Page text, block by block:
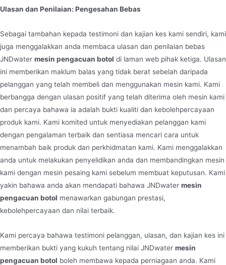
Ulasan dan Penilaian: Pengesahan Bebas
Sebagai tambahan kepada testimoni dan kajian kes kami sendiri, kami
juga menggalakkan anda membaca ulasan dan penilaian bebas
JNDwater mesin pengacuan botol di laman web pihak ketiga. Ulasan
ini memberikan maklum balas yang tidak berat sebelah daripada
pelanggan yang telah membeli dan menggunakan mesin kami. Kami
berbangga dengan ulasan positif yang telah diterima oleh mesin kami
dan percaya bahawa ia adalah bukti kualiti dan kebolehpercayaan
produk kami. Kami komited untuk menyediakan pelanggan kami
dengan pengalaman terbaik dan sentiasa mencari cara untuk
menambah baik produk dan perkhidmatan kami. Kami menggalakkan
anda untuk melakukan penyelidikan anda dan membandingkan mesin
kami dengan mesin pesaing kami sebelum membuat keputusan. Kami
yakin bahawa anda akan mendapati bahawa JNDwater mesin
pengacuan botol menawarkan gabungan prestasi,
kebolehpercayaan dan nilai terbaik.
Kami percaya bahawa testimoni pelanggan, ulasan, dan kajian kes ini
memberikan bukti yang kukuh tentang nilai JNDwater mesin
pengacuan botol boleh membawa kepada perniagaan anda. Kami